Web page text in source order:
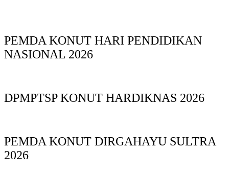
PEMDA KONUT HARI PENDIDIKAN
NASIONAL 2026
DPMPTSP KONUT HARDIKNAS 2026
PEMDA KONUT DIRGAHAYU SULTRA
2026